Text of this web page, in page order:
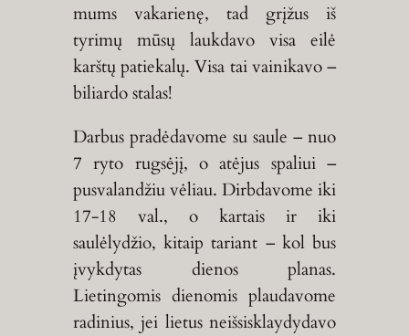
mums vakarienę, tad grįžus iš
tyrimų mūsų laukdavo visa eilė
karštų patiekalų. Visa tai vainikavo –
biliardo stalas!
Darbus pradėdavome su saule – nuo
7 ryto rugsėjį, o atėjus spaliui –
pusvalandžiu vėliau. Dirbdavome iki
17-18 val., o kartais ir iki
saulėlydžio, kitaip tariant – kol bus
įvykdytas dienos planas.
Lietingomis dienomis plaudavome
radinius, jei lietus neišsisklaydydavo